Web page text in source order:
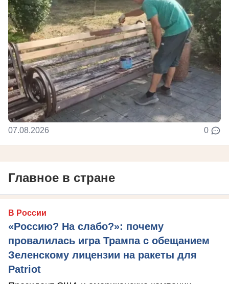
07.08.2026 0
Главное в стране
В России
«Россию? На слабо?»: почему
провалилась игра Трампа с обещанием
Зеленскому лицензии на ракеты для
Patriot